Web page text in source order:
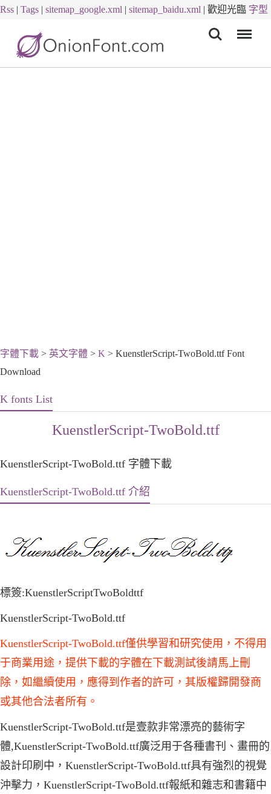
Rss | Tags | sitemap_google.xml | sitemap_baidu.xml | 歡迎光臨 字型
字體下載 > 英文字體 > K > KuenstlerScript-TwoBold.ttf Font
Download
K fonts List
KuenstlerScript-TwoBold.ttf
KuenstlerScript-TwoBold.ttf 字體下載
KuenstlerScript-TwoBold.ttf 介紹
標簽:KuenstlerScriptTwoBoldttf
KuenstlerScript-TwoBold.ttf
KuenstlerScript-TwoBold.ttf僅供學習和研究使用，不得用
于商業用途，提供下載的字體在下載測試後請馬上刪
除，如繼續使用，應得到作者的許可，其版權歸開發商
或其他合法者所有。
KuenstlerScript-TwoBold.ttf是壹款非常漂亮的藝術字
體,KuenstlerScript-TwoBold.ttf廣泛用于各種書刊、畫冊的
設計印刷中，KuenstlerScript-TwoBold.ttf具有強烈的視覺
沖擊力，KuenstlerScript-TwoBold.ttf報紙和雜志和書籍中